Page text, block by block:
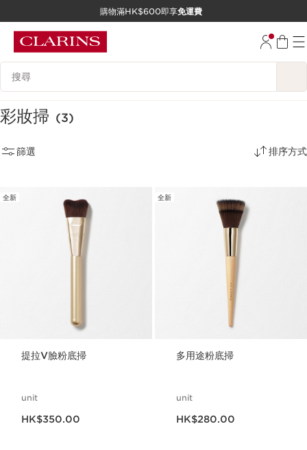
跳至內容
購物滿HK$600即享免運費
搜尋內容說明
彩妝掃 (3)
篩選 排序方式
全新
提拉V臉粉底掃
unit
HK$350.00
全新
多用途粉底掃
unit
HK$280.00